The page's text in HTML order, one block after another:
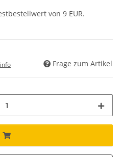
von 9 EUR.
Frage zum Artikel